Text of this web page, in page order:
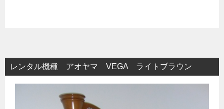
レンタル機種 アオヤマ VEGA ライトブラウン